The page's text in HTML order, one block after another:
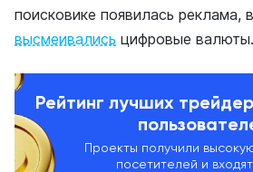
поисковике появилась реклама,
высмеивались цифровые валюты.
Рейтинг лучших
Проекты получили
посетителей и